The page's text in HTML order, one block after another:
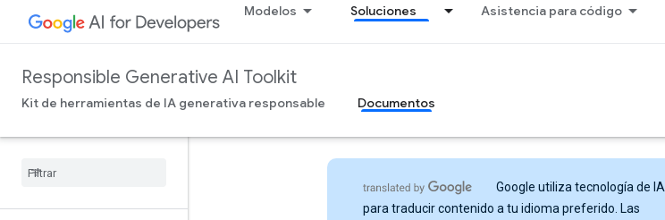
Modelos Soluciones Asistencia para código
Responsible Generative AI Toolkit
Kit de herramientas de IA generativa responsable Documentos
Google utiliza tecnología de IA
para traducir contenido a tu idioma preferido. Las